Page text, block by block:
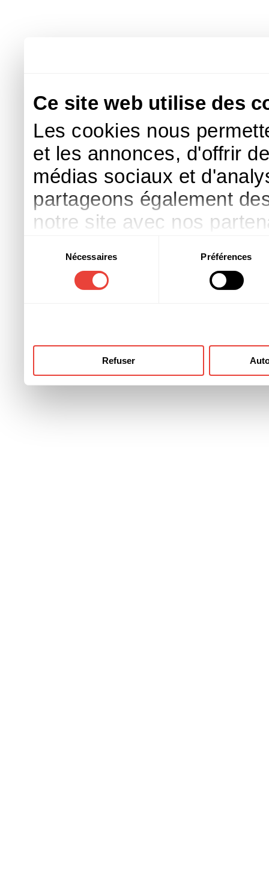
Ce site web utilise des
Les cookies nous
et les annonces, d'offrir
médias sociaux et
partageons également
notre site avec nos
d'autres informations
ont collectées lors de
consentement
Nécessaires Préférences
Refuser